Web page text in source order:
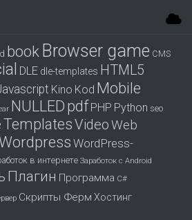
book Browser game CMS
DLE dle-templates HTML5
Kino Kod Mobile
NULLED pdf PHP Python seo
TemplatesVideoWeb
WordPress-
в интернете Заработок с Android
Плагин Программа С#
Скрипты Ферм Хостинг